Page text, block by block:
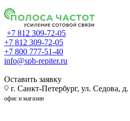
+7 812 309-72-05
+7 812 309-72-05
+7 800 777-51-40
info@spb-repiter.ru
Оставить заявку
г. Санкт-Петербург, ул. Седова,
офис и магазин